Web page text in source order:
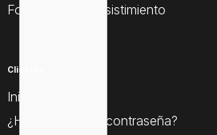
Formulario de desistimiento
Clientes
Iniciar sesión
¿Ha olvidado su contraseña?